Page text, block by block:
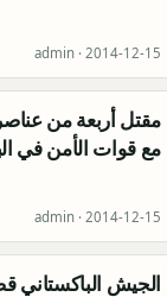
admin · 2014-12-15
مقتل أربعة من
مع قوات الأمن في
admin · 2014-12-15